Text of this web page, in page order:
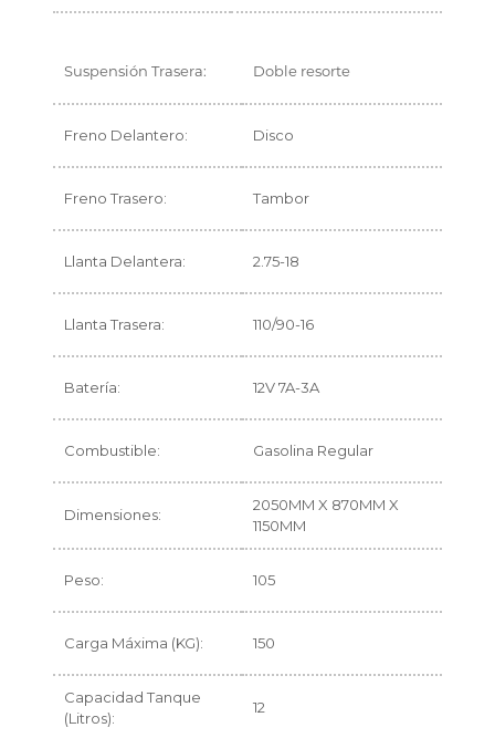
Suspensión Trasera: Doble resorte
Freno Delantero: Disco
Freno Trasero: Tambor
Llanta Delantera: 2.75-18
Llanta Trasera: 110/90-16
Batería: 12V 7A-3A
Combustible: Gasolina Regular
Dimensiones:
2050MM X 870MM X
1150MM
Peso: 105
Carga Máxima (KG): 150
Capacidad Tanque
(Litros):
12